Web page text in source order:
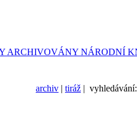
archiv | tiráž | vyhledávání: